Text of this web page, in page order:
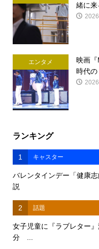
緒に
エンタメ
映画
時代の
ランキング
1 キャスター
バレンタインデー「健康
説
2 話題
女子児童に『ラブレター
分 ...